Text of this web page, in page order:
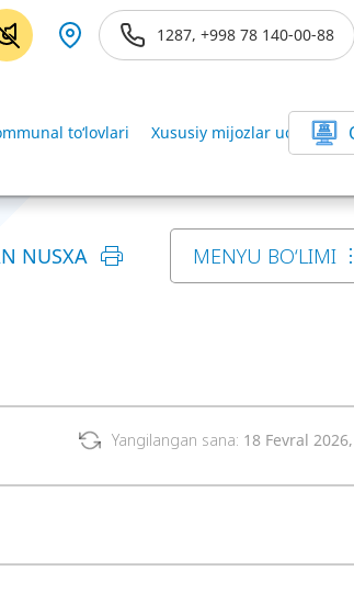
1287, +998 78 140-00-88
to‘lovlari Xususiy mijozlar uchun
NUSXA MENYU BO‘LIMI
Yangilangan sana: 18 Fevral